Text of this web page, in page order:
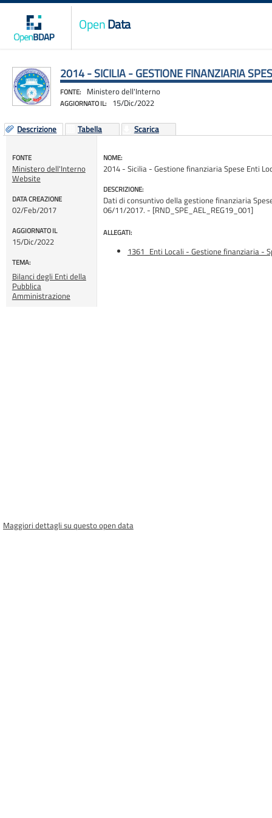
OpenData
2014 - SICILIA - GESTIONE FINANZIARIA
FONTE: Ministero dell'Interno
AGGIORNATO IL: 15/Dic/2022
Descrizione Tabella Scarica
FONTE
Ministero dell'Interno
Website
DATA CREAZIONE
02/Feb/2017
AGGIORNATO IL
15/Dic/2022
TEMA:
Bilanci degli Enti della
Pubblica
Amministrazione
NOME:
2014 - Sicilia - Gestione finanziaria Spese Enti
DESCRIZIONE:
Dati di consuntivo della gestione finanziaria
06/11/2017. - [RND_SPE_AEL_REG19_001]
ALLEGATI:
1361_Enti Locali - Gestione finanziaria -
Maggiori dettagli su questo open data